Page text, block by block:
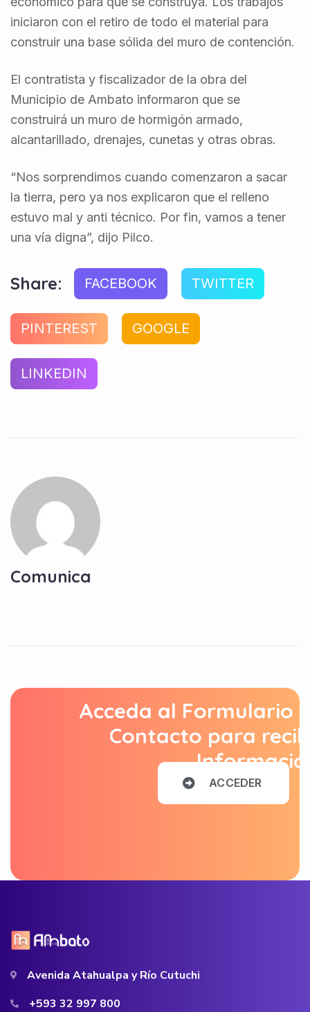
iniciaron con el retiro de todo el material para
construir una base sólida del muro de contención.
El contratista y fiscalizador de la obra del
Municipio de Ambato informaron que se
construirá un muro de hormigón armado,
alcantarillado, drenajes, cunetas y otras obras.
“Nos sorprendimos cuando comenzaron a sacar
la tierra, pero ya nos explicaron que el relleno
estuvo mal y anti técnico. Por fin, vamos a tener
una vía digna”, dijo Pilco.
Share: FACEBOOK TWITTER
PINTEREST GOOGLE
LINKEDIN
Comunica
Acceda al Formulario
Contacto para
ACCEDER
Avenida Atahualpa y Río Cutuchi
+593 32 997 800